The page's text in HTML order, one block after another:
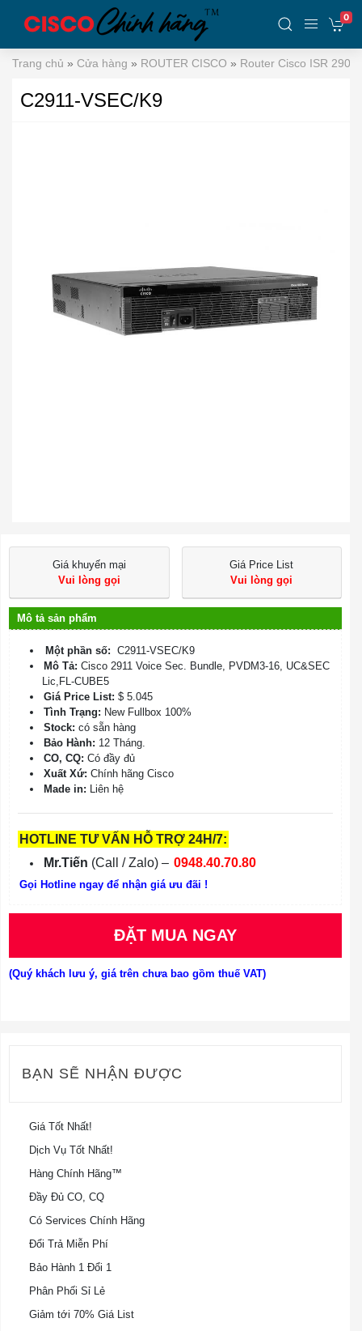
0
Trang chủ » Cửa hàng » ROUTER CISCO » Router Cisco ISR 2900
C2911-VSEC/K9
Giá khuyến mại
Vui lòng gọi
Giá Price List
Vui lòng gọi
Mô tả sản phẩm
Một phần số: C2911-VSEC/K9
Mô Tả: Cisco 2911 Voice Sec. Bundle, PVDM3-16, UC&SEC
Lic,FL-CUBE5
Giá Price List: $ 5.045
Tình Trạng: New Fullbox 100%
Stock: có sẵn hàng
Bảo Hành: 12 Tháng.
CO, CQ: Có đầy đủ
Xuất Xứ: Chính hãng Cisco
Made in: Liên hệ
HOTLINE TƯ VẤN HỖ TRỢ 24H/7:
Mr.Tiến (Call / Zalo) – 0948.40.70.80
Gọi Hotline ngay để nhận giá ưu đãi !
ĐẶT MUA NGAY
(Quý khách lưu ý, giá trên chưa bao gồm thuế VAT)
BẠN SẼ NHẬN ĐƯỢC
Giá Tốt Nhất!
Dịch Vụ Tốt Nhất!
Hàng Chính Hãng™
Đầy Đủ CO, CQ
Có Services Chính Hãng
Đổi Trả Miễn Phí
Bảo Hành 1 Đổi 1
Phân Phối Sỉ Lẻ
Giảm tới 70% Giá List